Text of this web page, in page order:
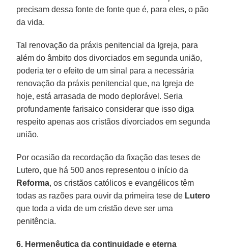
precisam dessa fonte de fonte que é, para eles, o pão
da vida.
Tal renovação da práxis penitencial da Igreja, para
além do âmbito dos divorciados em segunda união,
poderia ter o efeito de um sinal para a necessária
renovação da práxis penitencial que, na Igreja de
hoje, está arrasada de modo deplorável. Seria
profundamente farisaico considerar que isso diga
respeito apenas aos cristãos divorciados em segunda
união.
Por ocasião da recordação da fixação das teses de
Lutero, que há 500 anos representou o início da
Reforma, os cristãos católicos e evangélicos têm
todas as razões para ouvir da primeira tese de Lutero
que toda a vida de um cristão deve ser uma
penitência.
6. Hermenêutica da continuidade e eterna